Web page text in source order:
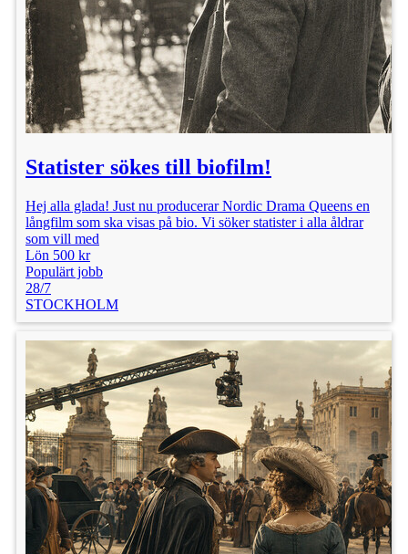
Statister sökes till biofilm!
Hej alla glada! Just nu producerar Nordic Drama Queens en
långfilm som ska visas på bio. Vi söker statister i alla åldrar
som vill med
Lön 500 kr
Populärt jobb
28/7
STOCKHOLM